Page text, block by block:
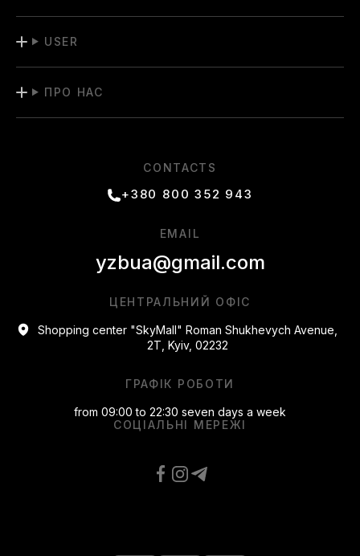
USER
ПРО НАС
CONTACTS
+380 800 352 943
ЦЕНТРАЛЬНИЙ ОФІС
Shopping center "SkyMall" Roman Shukhevych Avenue,
2T, Kyiv, 02232
СОЦІАЛЬНІ МЕРЕЖІ
EMAIL
yzbua@gmail.com
ГРАФІК РОБОТИ
from 09:00 to 22:30 seven days a week